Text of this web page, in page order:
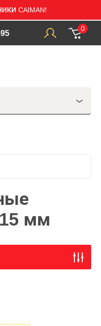
CAIMAN!
0
мм